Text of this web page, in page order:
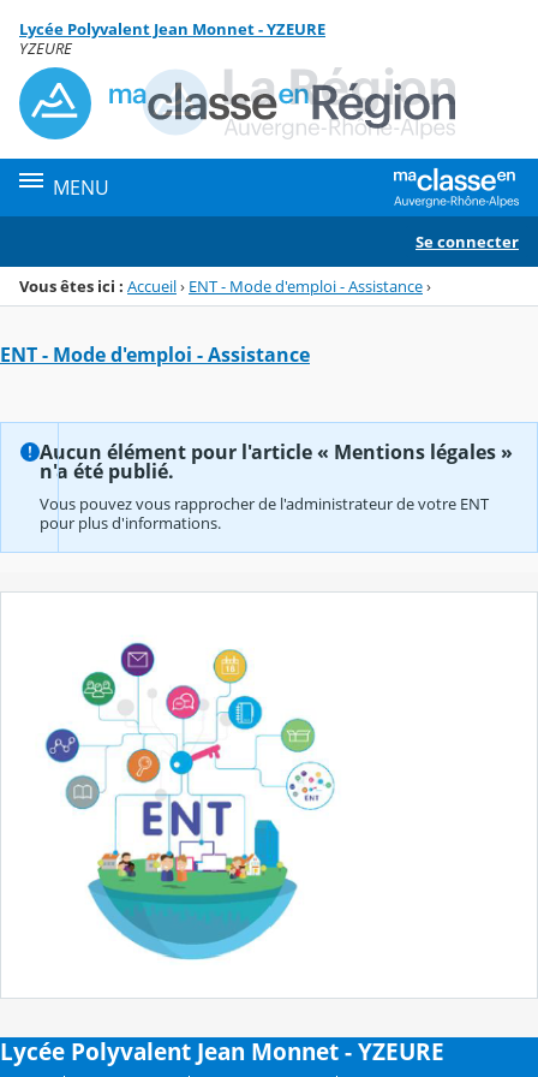
Menu de la rubrique
Contenu
Lycée Polyvalent Jean Monnet - YZEURE
YZEURE
MENU
Se connecter
Vous êtes ici : Accueil› ENT - Mode d'emploi - Assistance›
ENT - Mode d'emploi - Assistance
Aucun élément pour l'article « Mentions légales »
n'a été publié.
Vous pouvez vous rapprocher de l'administrateur de votre ENT
pour plus d'informations.
Lycée Polyvalent Jean Monnet - YZEURE